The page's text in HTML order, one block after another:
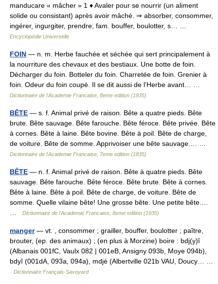
manducare « mâcher » 1 ♦ Avaler pour se nourrir (un aliment
solide ou consistant) après avoir mâché. ⇒ absorber, consommer,
ingérer, ingurgiter, prendre; fam. bouffer, boulotter, s… …
Encyclopédie Universelle
FOIN — n. m. Herbe fauchée et séchée qui sert principalement à
la nourriture des chevaux et des bestiaux. Une botte de foin.
Décharger du foin. Botteler du foin. Charretée de foin. Grenier à
foin. Odeur du foin coupé. Il se dit aussi de l’Herbe avant… …
Dictionnaire de l'Academie Francaise, 8eme edition (1935)
BÊTE — s. f. Animal privé de raison. Bête a quatre pieds. Bête
brute. Bête sauvage. Bête farouche. Bête féroce. Bête privée. Bête
à cornes. Bête à laine. Bête bovine. Bête à poil. Bête de charge,
de voiture. Bête de somme. Apprivoiser une bête sauvage.… …
Dictionnaire de l'Academie Francaise, 7eme edition (1835)
BÊTE — n. f. Animal privé de raison. Bête à quatre pieds. Bête
sauvage. Bête farouche. Bête féroce. Bête brute. Bête à cornes.
Bête à laine. Bête à poil. Bête de charge, de voiture. Bête de
somme. Quelle vilaine bête! Une grosse bête. Une petite bête.…
Dictionnaire de l'Academie Francaise, 8eme edition (1935)
manger— vt. , consommer ; grailler, bouffer, boulotter ; paître,
brouter, (ep. des animaux) ; (en plus à Morzine) boire : bdj(y)î
(Albanais 001fC, Vaulx 082 | 001eB, Ansigny 093b, Moye 094b),
bdyî (001dA, 093a, 094a), mdjé (Albertville 021b VAU, Doucy… …
Dictionnaire Français-Savoyard